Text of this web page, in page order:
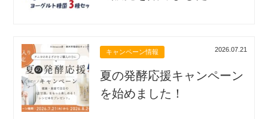
キャンペーン情報 2026.07.21
夏の発酵応援キャンペーン
を始めました！